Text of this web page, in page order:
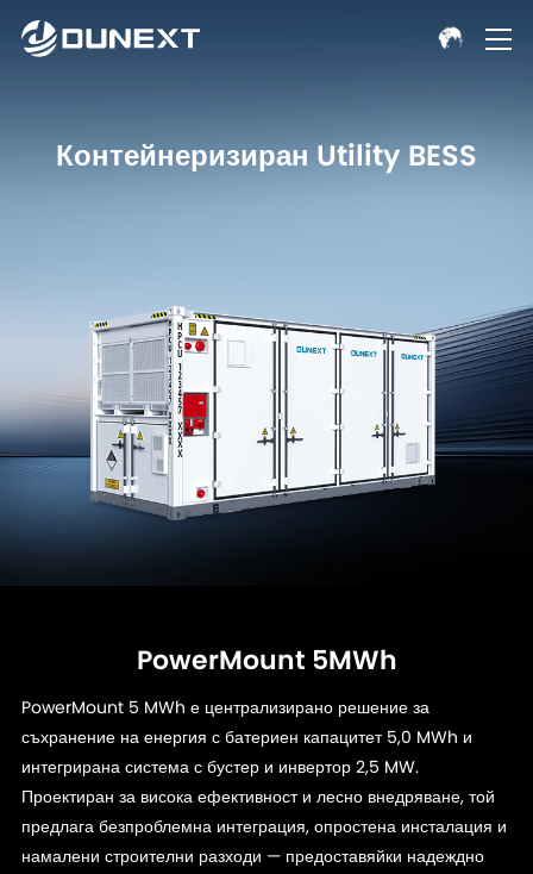
Контейнеризиран Utility BESS
PowerMount 5MWh
PowerMount 5 MWh е централизирано решение за
съхранение на енергия с батериен капацитет 5,0 MWh и
интегрирана система с бустер и инвертор 2,5 MW.
Проектиран за висока ефективност и лесно внедряване, той
предлага безпроблемна интеграция, опростена инсталация и
намалени строителни разходи — предоставяйки надеждно